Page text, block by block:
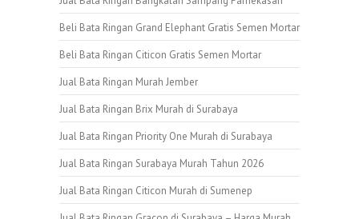
Beli Bata Ringan Grand Elephant Gratis Semen Mortar
Beli Bata Ringan Citicon Gratis Semen Mortar
Jual Bata Ringan Murah Jember
Jual Bata Ringan Brix Murah di Surabaya
Jual Bata Ringan Priority One Murah di Surabaya
Jual Bata Ringan Surabaya Murah Tahun 2026
Jual Bata Ringan Citicon Murah di Sumenep